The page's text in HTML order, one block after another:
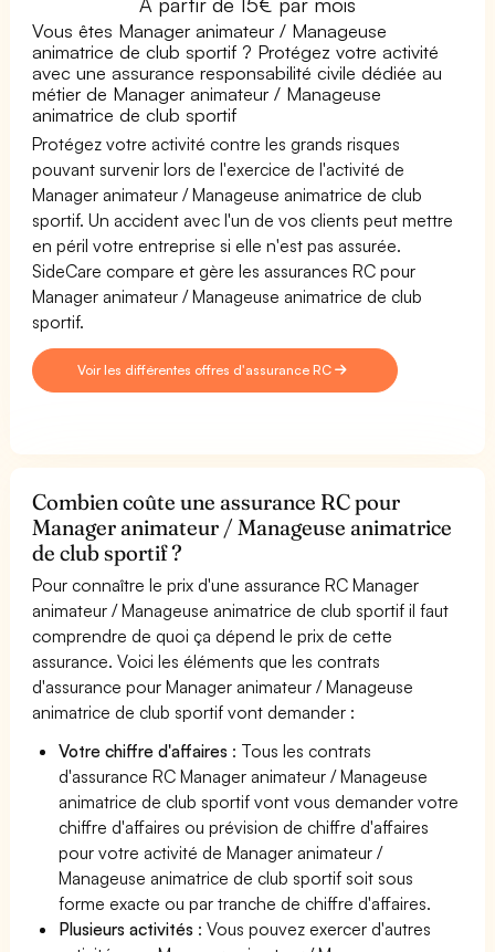
Vous êtes Manager animateur / Manageuse
animatrice de club sportif ? Protégez votre activité
avec une assurance responsabilité civile dédiée au
métier de Manager animateur / Manageuse
animatrice de club sportif
Protégez votre activité contre les grands risques
pouvant survenir lors de l'exercice de l'activité de
Manager animateur / Manageuse animatrice de club
sportif. Un accident avec l'un de vos clients peut mettre
en péril votre entreprise si elle n'est pas assurée.
SideCare compare et gère les assurances RC pour
Manager animateur / Manageuse animatrice de club
sportif.
Voir les différentes offres d'assurance RC
Combien coûte une assurance RC pour
Manager animateur / Manageuse animatrice
de club sportif ?
Pour connaître le prix d'une assurance RC Manager
animateur / Manageuse animatrice de club sportif il faut
comprendre de quoi ça dépend le prix de cette
assurance. Voici les éléments que les contrats
d'assurance pour Manager animateur / Manageuse
animatrice de club sportif vont demander :
Votre chiffre d'affaires : Tous les contrats
d'assurance RC Manager animateur / Manageuse
animatrice de club sportif vont vous demander votre
chiffre d'affaires ou prévision de chiffre d'affaires
pour votre activité de Manager animateur /
Manageuse animatrice de club sportif soit sous
forme exacte ou par tranche de chiffre d'affaires.
Plusieurs activités : Vous pouvez exercer d'autres